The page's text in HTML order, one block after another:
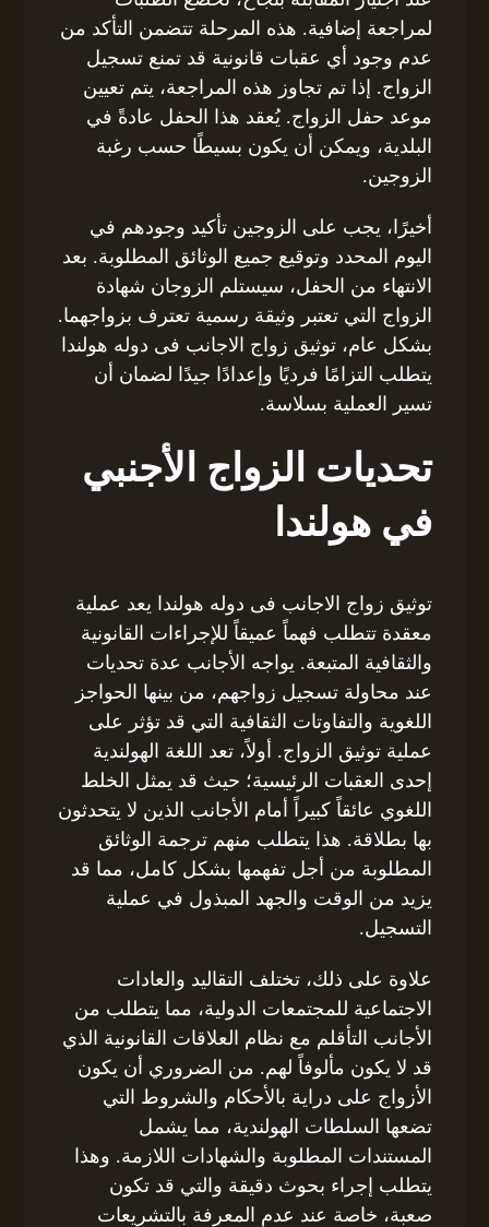
لمراجعة إضافية. هذه المرحلة تتضمن التأكد من
عدم وجود أي عقبات قانونية قد تمنع تسجيل
الزواج. إذا تم تجاوز هذه المراجعة، يتم تعيين
موعد حفل الزواج. يُعقد هذا الحفل عادةً في
البلدية، ويمكن أن يكون بسيطًا حسب رغبة
الزوجين.
أخيرًا، يجب على الزوجين تأكيد وجودهم في
اليوم المحدد وتوقيع جميع الوثائق المطلوبة. بعد
الانتهاء من الحفل، سيستلم الزوجان شهادة
الزواج التي تعتبر وثيقة رسمية تعترف بزواجهما.
بشكل عام، توثيق زواج الاجانب فى دوله هولندا
يتطلب التزامًا فرديًا وإعدادًا جيدًا لضمان أن
تسير العملية بسلاسة.
تحديات الزواج الأجنبي
في هولندا
توثيق زواج الاجانب فى دوله هولندا يعد عملية
معقدة تتطلب فهماً عميقاً للإجراءات القانونية
والثقافية المتبعة. يواجه الأجانب عدة تحديات
عند محاولة تسجيل زواجهم، من بينها الحواجز
اللغوية والتفاوتات الثقافية التي قد تؤثر على
عملية توثيق الزواج. أولاً، تعد اللغة الهولندية
إحدى العقبات الرئيسية؛ حيث قد يمثل الخلط
اللغوي عائقاً كبيراً أمام الأجانب الذين لا يتحدثون
بها بطلاقة. هذا يتطلب منهم ترجمة الوثائق
المطلوبة من أجل تفهمها بشكل كامل، مما قد
يزيد من الوقت والجهد المبذول في عملية
التسجيل.
علاوة على ذلك، تختلف التقاليد والعادات
الاجتماعية للمجتمعات الدولية، مما يتطلب من
الأجانب التأقلم مع نظام العلاقات القانونية الذي
قد لا يكون مألوفاً لهم. من الضروري أن يكون
الأزواج على دراية بالأحكام والشروط التي
تضعها السلطات الهولندية، مما يشمل
المستندات المطلوبة والشهادات اللازمة. وهذا
يتطلب إجراء بحوث دقيقة والتي قد تكون
صعبة، خاصة عند عدم المعرفة بالتشريعات